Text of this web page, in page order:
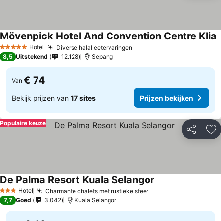
5 Sterren Hotel Diverse halal eetervaringen
Mövenpick Hotel And Convention Centre Klia
8,5 Uitstekend 12.128 Sepang
Van € 74
Bekijk prijzen van 17 sites Prijzen bekijken
Delen
Populaire keuze
3 SterrenHotel Charmante chalets met rustieke sfeer
De Palma Resort Kuala Selangor
7,7 Goed 3.042 Kuala Selangor